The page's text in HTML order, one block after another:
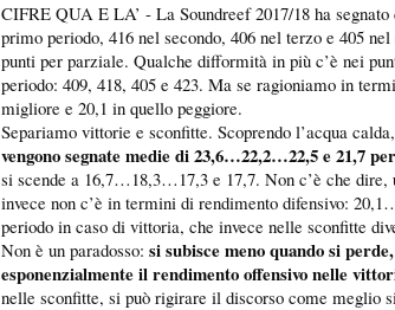
CIFRE QUA E LA’ - La Soundreef 2017/18 ha
primo periodo, 416 nel secondo, 406 nel terzo e 405
punti per parziale. Qualche difformità in più c’è nei
periodo: 409, 418, 405 e 423. Ma se ragioniamo in
migliore e 20,1 in quello peggiore.
Separiamo vittorie e sconfitte. Scoprendo l’acqua calda,
vengono segnate medie di 23,6…22,2…22,5 e 21,7
si scende a 16,7…18,3…17,3 e 17,7. Non c’è che dire,
invece non c’è in termini di rendimento difensivo:
periodo in caso di vittoria, che invece nelle sconfitte
Non è un paradosso: si subisce meno quando si
esponenzialmente il rendimento offensivo nelle
nelle sconfitte, si può rigirare il discorso come meglio